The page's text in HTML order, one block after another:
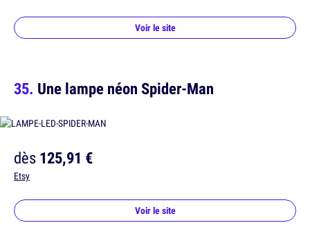
Voir le site
Une lampe néon Spider-Man
dès125,91 €
Etsy
Voir le site